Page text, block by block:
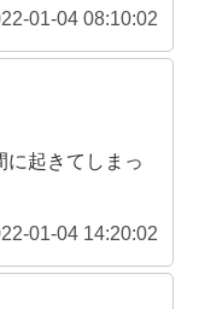
01-04 08:10:02
に起きてしまっ
01-04 14:20:02